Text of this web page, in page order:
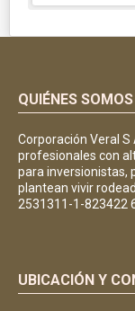
QUIÉNES SOMOS
Corporación Veral S
profesionales con
para inversionistas,
plantean vivir
2531311-1-823422
UBICACIÓN Y